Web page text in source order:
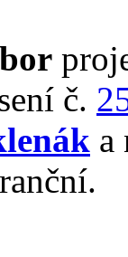
č.
a